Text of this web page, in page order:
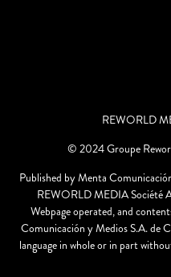
REWORLD
© 2024 Groupe
Published by Menta
REWORLD MEDIA Société
Webpage operated, and
Comunicación y Medios S.A. de
language in whole or in part